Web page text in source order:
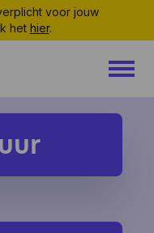
voor jouw
het hier.